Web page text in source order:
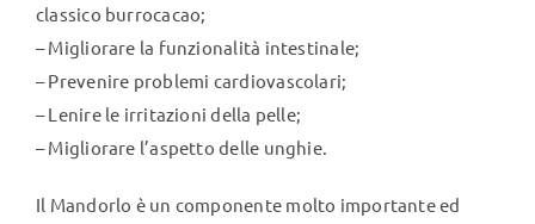
classico burrocacao;
– Migliorare la funzionalità intestinale;
– Prevenire problemi cardiovascolari;
– Lenire le irritazioni della pelle;
– Migliorare l’aspetto delle unghie.
Il Mandorlo è un componente molto importante ed